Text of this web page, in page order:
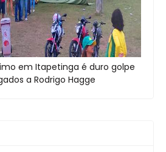
em Itapetinga é duro golpe
a Rodrigo Hagge